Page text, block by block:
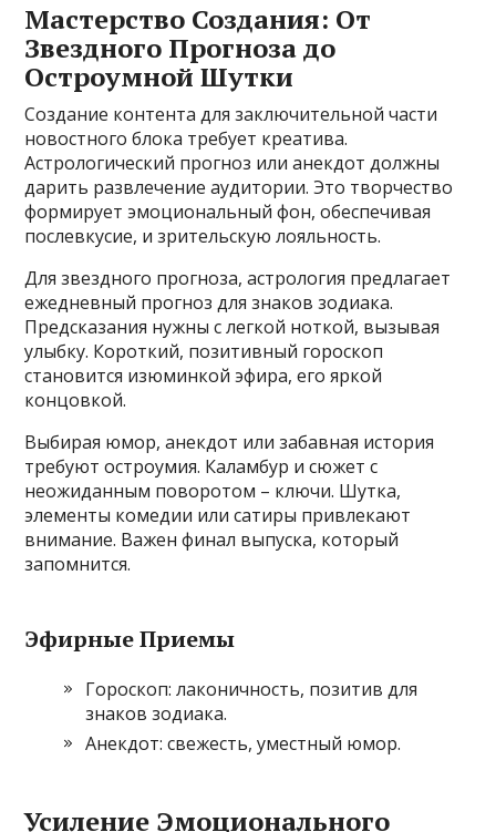
Мастерство Создания: От
Звездного Прогноза до
Остроумной Шутки
Создание контента для заключительной части
новостного блока требует креатива.
Астрологический прогноз или анекдот должны
дарить развлечение аудитории. Это творчество
формирует эмоциональный фон, обеспечивая
послевкусие, и зрительскую лояльность.
Для звездного прогноза, астрология предлагает
ежедневный прогноз для знаков зодиака.
Предсказания нужны с легкой ноткой, вызывая
улыбку. Короткий, позитивный гороскоп
становится изюминкой эфира, его яркой
концовкой.
Выбирая юмор, анекдот или забавная история
требуют остроумия. Каламбур и сюжет с
неожиданным поворотом – ключи. Шутка,
элементы комедии или сатиры привлекают
внимание. Важен финал выпуска, который
запомнится.
Эфирные Приемы
Гороскоп: лаконичность, позитив для
знаков зодиака.
Анекдот: свежесть, уместный юмор.
Усиление Эмоционального